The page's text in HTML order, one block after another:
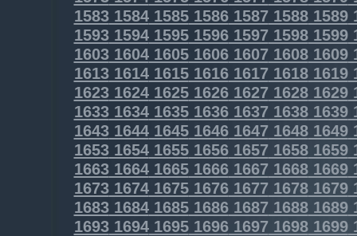
1583158415851586158715881589
1593159415951596159715981599
1603160416051606160716081609
1613161416151616161716181619
1623162416251626162716281629
1633163416351636163716381639
16431644164516461647 16481649
16531654165516561657 16581659
16631664166516661667 16681669
16731674167516761677 16781679
16831684168516861687 16881689
16931694169516961697 16981699